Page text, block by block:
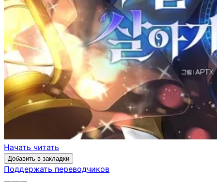
Начать читать
Добавить в закладки
Поддержать переводчиков